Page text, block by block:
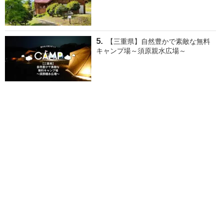
【三重県】自然豊かで素敵な無料
キャンプ場～須原親水広場～